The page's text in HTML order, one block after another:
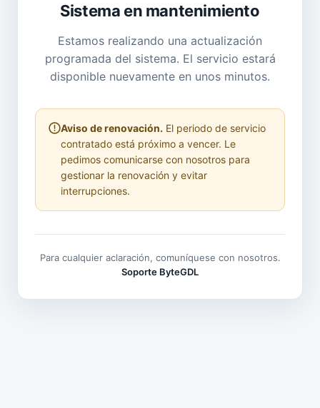
Sistema en mantenimiento
Estamos realizando una actualización
programada del sistema. El servicio estará
disponible nuevamente en unos minutos.
Aviso de renovación. El periodo de servicio
contratado está próximo a vencer. Le
pedimos comunicarse con nosotros para
gestionar la renovación y evitar
interrupciones.
Para cualquier aclaración, comuníquese con nosotros.
Soporte ByteGDL